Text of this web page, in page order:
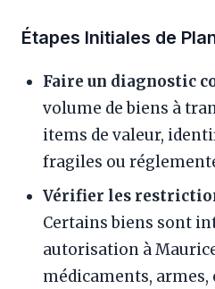
Étapes Initiales de
Faire un diagnostic
volume de biens à
items de valeur,
fragiles ou
Vérifier les
Certains biens sont
autorisation à
médicaments, armes,